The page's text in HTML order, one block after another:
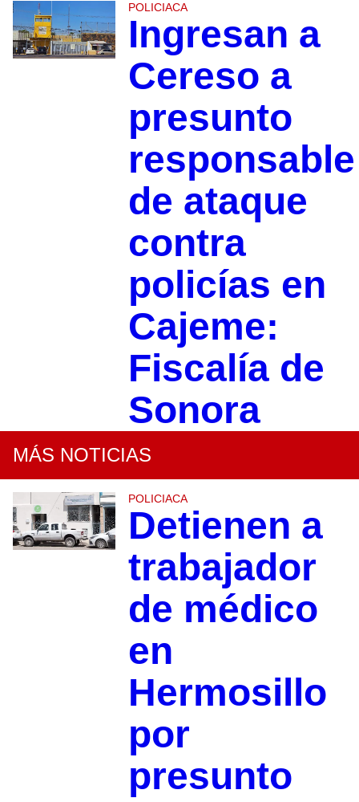
POLICIACA
Ingresan a
Cereso a
presunto
responsable
de ataque
contra
policías en
Cajeme:
Fiscalía de
Sonora
MÁS NOTICIAS
POLICIACA
Detienen a
trabajador
de médico
en
Hermosillo
por
presunto